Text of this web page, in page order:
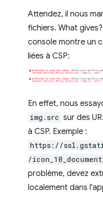
Attendez, il nous
fichiers. What
console montre un
liées à CSP:
En effet, nous
img.src sur des
à CSP. Exemple :
https://
/
problème, devez
localement dans